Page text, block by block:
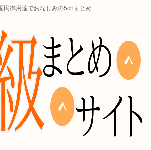
民御用達でおなじみの5chまとめ